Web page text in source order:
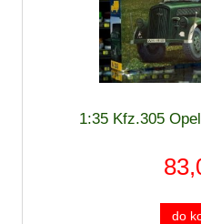
1:35 Kfz.305
do